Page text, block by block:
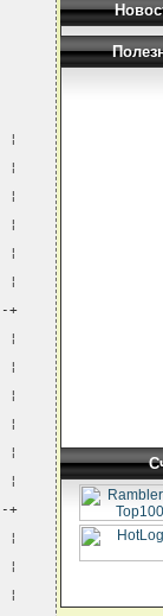
¦
¦
¦
+
¦
¦
¦
¦
+
¦
¦